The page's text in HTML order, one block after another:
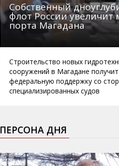
Собственный
флот России
порта Магадана
Строительство новых
сооружений в Магадане
федеральную поддержку со
специализированных судов
ПЕРСОНА ДНЯ